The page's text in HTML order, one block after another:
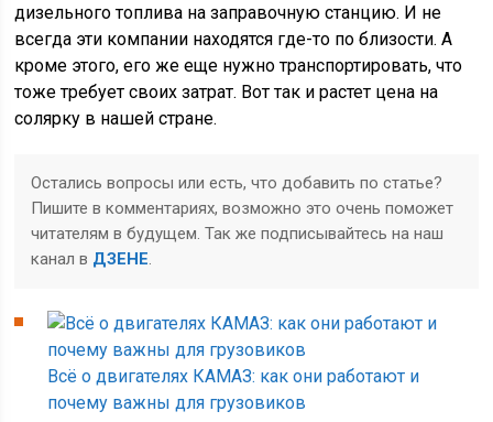
дизельного топлива на заправочную станцию. И не
всегда эти компании находятся где-то по близости. А
кроме этого, его же еще нужно транспортировать, что
тоже требует своих затрат. Вот так и растет цена на
солярку в нашей стране.
Остались вопросы или есть, что добавить по статье?
Пишите в комментариях, возможно это очень поможет
читателям в будущем. Так же подписывайтесь на наш
канал в ДЗЕНЕ.
Всё о двигателях КАМАЗ: как они работают и
почему важны для грузовиков